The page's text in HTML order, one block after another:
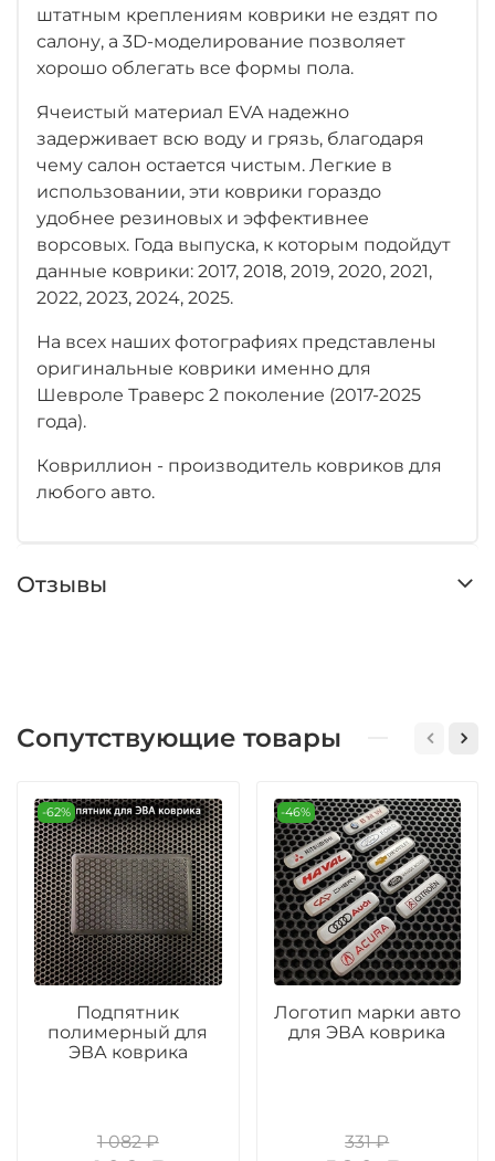
штатным креплениям коврики не ездят по
салону, а 3D-моделирование позволяет
хорошо облегать все формы пола.
Ячеистый материал EVA надежно
задерживает всю воду и грязь, благодаря
чему салон остается чистым. Легкие в
использовании, эти коврики гораздо
удобнее резиновых и эффективнее
ворсовых. Года выпуска, к которым подойдут
данные коврики: 2017, 2018, 2019, 2020, 2021,
2022, 2023, 2024, 2025.
На всех наших фотографиях представлены
оригинальные коврики именно для
Шевроле Траверс 2 поколение (2017-2025
года).
Ковриллион - производитель ковриков для
любого авто.
Отзывы
Сопутствующие товары
-62%
Подпятник
полимерный для
ЭВА коврика
1 082 ₽
-46%
Логотип марки авто
для ЭВА коврика
331 ₽